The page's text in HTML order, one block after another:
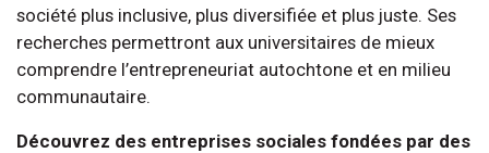
société plus inclusive, plus diversifiée et plus juste. Ses
recherches permettront aux universitaires de mieux
comprendre l’entrepreneuriat autochtone et en milieu
communautaire.
Découvrez des entreprises sociales fondées par des